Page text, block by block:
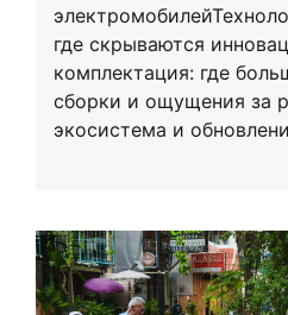
где скрываются
комплектация: где
сборки и ощущения за
экосистема и